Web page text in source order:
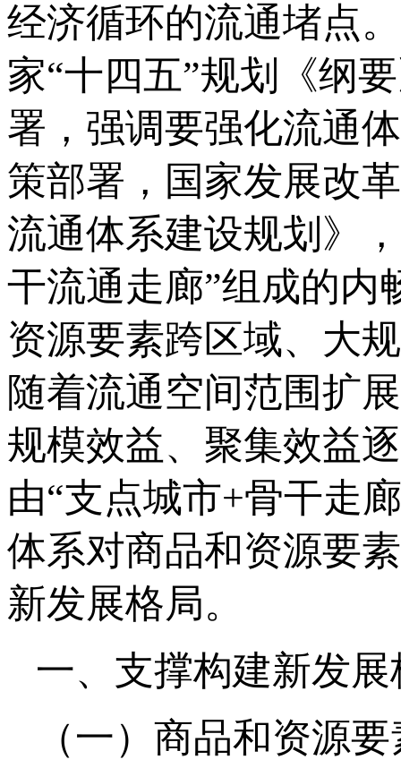
经济循环的流通堵点
家“十四五”规划《纲
署，强调要强化流通
策部署，国家发展改
流通体系建设规划》
干流通走廊”组成的内
资源要素跨区域、大
随着流通空间范围扩
规模效益、聚集效益
由“支点城市+骨干走
体系对商品和资源要
新发展格局。
一、支撑构建新发
（一）商品和资源